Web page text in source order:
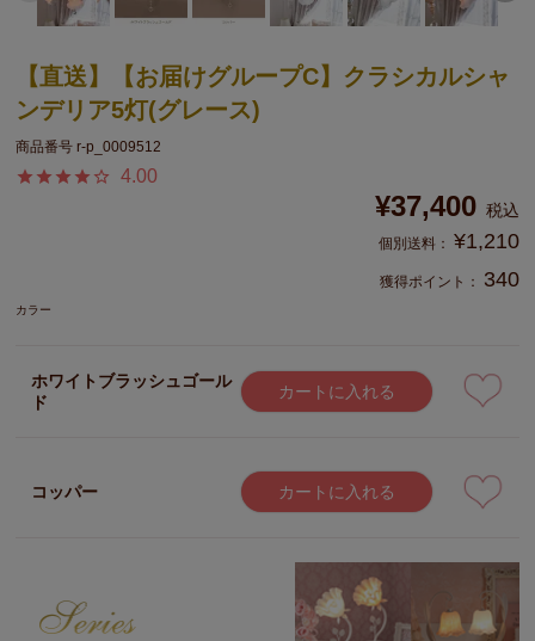
【直送】【お届けグループC】クラシカルシャ
ンデリア5灯(グレース)
商品番号 r-p_0009512
4.00
¥37,400 税込
¥1,210
獲得ポイント： 340
カラー
ホワイトブラッシュゴール
ド
カートに入れる
コッパー カートに入れる